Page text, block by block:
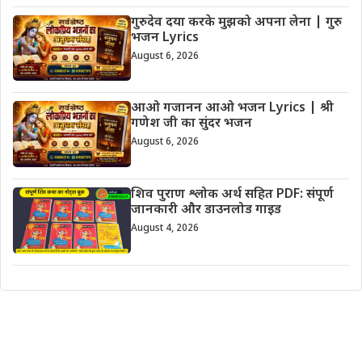
गुरुदेव दया करके मुझको अपना लेना | गुरु
भजन Lyrics
August 6, 2026
आओ गजानन आओ भजन Lyrics | श्री
गणेश जी का सुंदर भजन
August 6, 2026
शिव पुराण श्लोक अर्थ सहित PDF: संपूर्ण
जानकारी और डाउनलोड गाइड
August 4, 2026